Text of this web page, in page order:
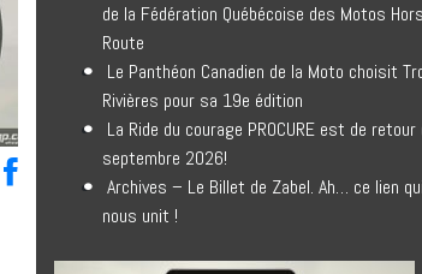
de la Fédération Québécoise des Motos Hors
Route
Le Panthéon Canadien de la Moto choisit
Rivières pour sa 19e édition
La Ride du courage PROCURE est de retour
septembre 2026!
Archives – Le Billet de Zabel. Ah… ce lien qui
nous unit !